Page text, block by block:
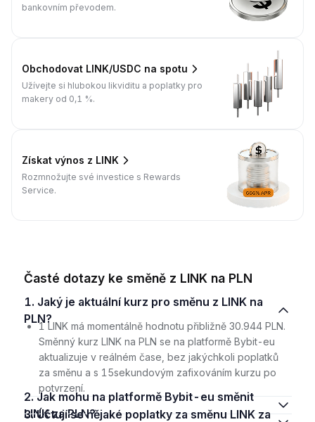
bankovním převodem.
Obchodovat LINK/USDC na spotu
Užívejte si hlubokou likviditu a poplatky pro
makery od 0,1 %.
Získat výnos z LINK
Rozmnožujte své investice s Rewards
Service.
Časté dotazy ke směně z LINK na PLN
1. Jaký je aktuální kurz pro směnu z LINK na
PLN?
1 LINK má momentálně hodnotu přibližně 30.944 PLN.
Směnný kurz LINK na PLN se na platformě Bybit-eu
aktualizuje v reálném čase, bez jakýchkoli poplatků
za směnu a s 15sekundovým zafixováním kurzu po
potvrzení.
2. Jak mohu na platformě Bybit-eu směnit
LINK za PLN?
3. Účtují se nějaké poplatky za směnu LINK za